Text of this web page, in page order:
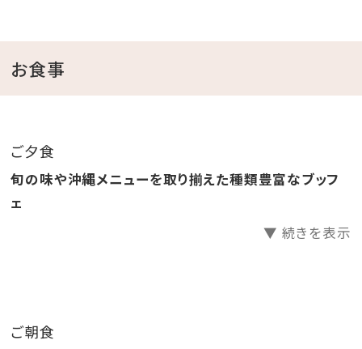
先の人気日程をお得にゲットしちゃいましょう☆彡
●ラウンジ「感謝」滞在中無料でご利用いただけます。
●ホテル駐車場無料
※刺青やタトゥーをされている方（タトゥーシールも含
お食事
ご夕食
旬の味や沖縄メニューを取り揃えた種類豊富なブッフ
ェ
▼ 続きを表示
ご朝食